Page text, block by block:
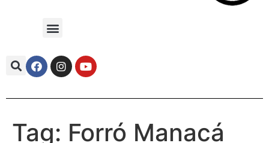
Tag: Forró Manacá